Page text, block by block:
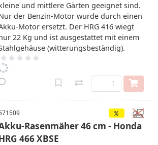
und mittlere Gärten geeignet sind.
der Benzin-Motor wurde durch einen
Motor ersetzt. Der HRG 416 wiegt
22 Kg und ist ausgestattet mit einem
(witterungsbeständig).
Rasenmäher 46 cm - Honda
466 XBSE